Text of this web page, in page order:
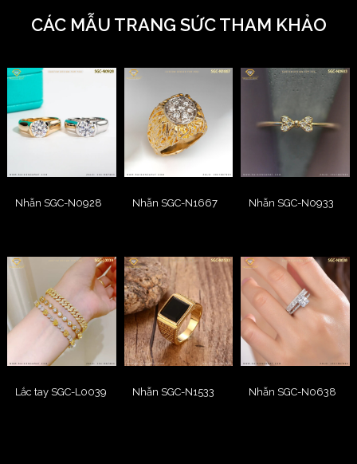
CÁC MẪU TRANG SỨC THAM KHẢO
Nhẫn SGC-N0928 Nhẫn SGC-N1667 Nhẫn SGC-N0933
Lắc tay SGC-L0039 Nhẫn SGC-N1533 Nhẫn SGC-N0638